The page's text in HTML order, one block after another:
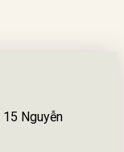
15 Nguyễn